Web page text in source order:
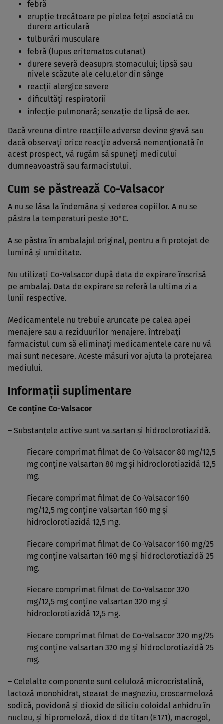
febră
erupţie trecătoare pe pielea feţei asociată cu
durere articulară
tulburări musculare
febră (lupus eritematos cutanat)
durere severă deasupra stomacului; lipsă sau
nivele scăzute ale celulelor din sânge
reacţii alergice severe
dificultăţi respiratorii
infecţie pulmonară; senzaţie de lipsă de aer.
Dacă vreuna dintre reacţiile adverse devine gravă sau
dacă observaţi orice reacţie adversă nemenţionată în
acest prospect, vă rugăm să spuneţi medicului
dumneavoastră sau farmacistului.
Cum se păstrează Co-Valsacor
A nu se lăsa la îndemâna şi vederea copiilor. A nu se
păstra la temperaturi peste 30°C.
A se păstra în ambalajul original, pentru a fi protejat de
lumină şi umiditate.
Nu utilizaţi Co-Valsacor după data de expirare înscrisă
pe ambalaj. Data de expirare se referă la ultima zi a
lunii respective.
Medicamentele nu trebuie aruncate pe calea apei
menajere sau a reziduurilor menajere. întrebaţi
farmacistul cum să eliminaţi medicamentele care nu vă
mai sunt necesare. Aceste măsuri vor ajuta la protejarea
mediului.
Informaţii suplimentare
Ce conţine Co-Valsacor
– Substanţele active sunt valsartan şi hidroclorotiazidă.
Fiecare comprimat filmat de Co-Valsacor 80 mg/12,5
mg conţine valsartan 80 mg şi hidroclorotiazidă 12,5
mg.
Fiecare comprimat filmat de Co-Valsacor 160
mg/12,5 mg conţine valsartan 160 mg şi
hidroclorotiazidă 12,5 mg.
Fiecare comprimat filmat de Co-Valsacor 160 mg/25
mg conţine valsartan 160 mg şi hidroclorotiazidă 25
mg.
Fiecare comprimat filmat de Co-Valsacor 320
mg/12,5 mg conţine valsartan 320 mg şi
hidroclorotiazidă 12,5 mg.
Fiecare comprimat filmat de Co-Valsacor 320 mg/25
mg conţine valsartan 320 mg şi hidroclorotiazidă 25
mg.
– Celelalte componente sunt celuloză microcristalină,
lactoză monohidrat, stearat de magneziu, croscarmeloză
sodică, povidonă şi dioxid de siliciu coloidal anhidru în
nucleu, şi hipromeloză, dioxid de titan (E171), macrogol,